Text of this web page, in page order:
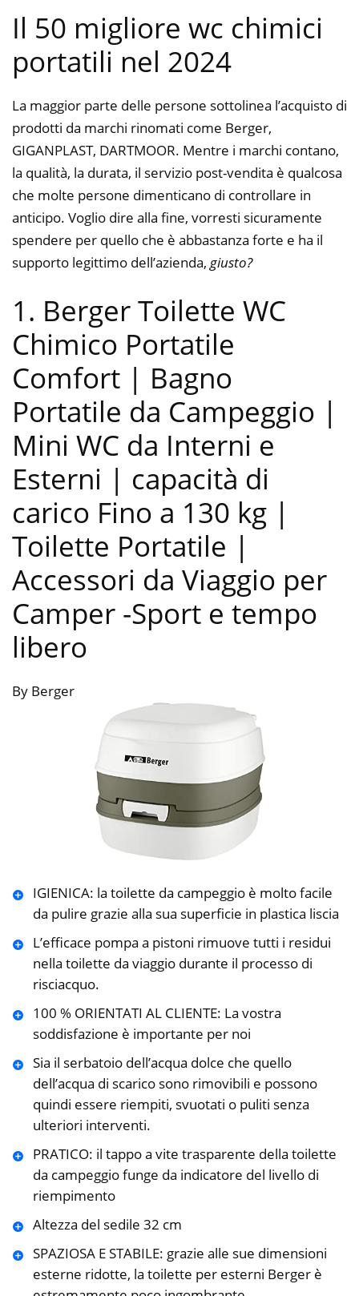
Il 50 migliore wc chimici
portatili nel 2024
La maggior parte delle persone sottolinea l’acquisto di
prodotti da marchi rinomati come Berger,
GIGANPLAST, DARTMOOR. Mentre i marchi contano,
la qualità, la durata, il servizio post-vendita è qualcosa
che molte persone dimenticano di controllare in
anticipo. Voglio dire alla fine, vorresti sicuramente
spendere per quello che è abbastanza forte e ha il
supporto legittimo dell’azienda, giusto?
1. Berger Toilette WC
Chimico Portatile
Comfort | Bagno
Portatile da Campeggio |
Mini WC da Interni e
Esterni | capacità di
carico Fino a 130 kg |
Toilette Portatile |
Accessori da Viaggio per
Camper -Sport e tempo
libero
By Berger
IGIENICA: la toilette da campeggio è molto facile
da pulire grazie alla sua superficie in plastica liscia
L’efficace pompa a pistoni rimuove tutti i residui
nella toilette da viaggio durante il processo di
risciacquo.
️100 % ORIENTATI AL CLIENTE: La vostra
soddisfazione è importante per noi
Sia il serbatoio dell’acqua dolce che quello
dell’acqua di scarico sono rimovibili e possono
quindi essere riempiti, svuotati o puliti senza
ulteriori interventi.
PRATICO: il tappo a vite trasparente della toilette
da campeggio funge da indicatore del livello di
riempimento
Altezza del sedile 32 cm
SPAZIOSA E STABILE: grazie alle sue dimensioni
esterne ridotte, la toilette per esterni Berger è